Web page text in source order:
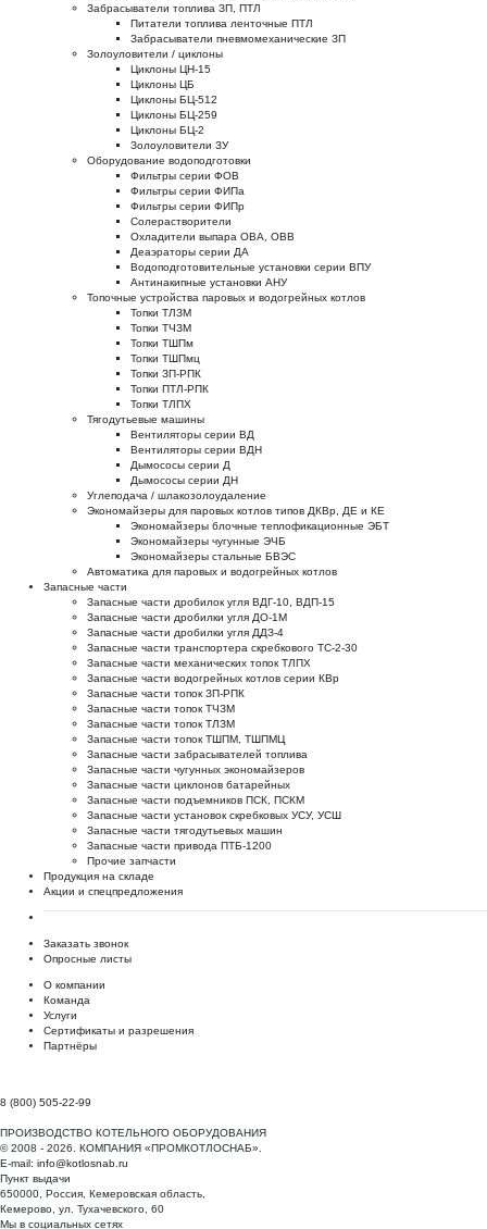
Забрасыватели топлива ЗП, ПТЛ
Питатели топлива ленточные ПТЛ
Забрасыватели пневмомеханические ЗП
Золоуловители / циклоны
Циклоны ЦН-15
Циклоны ЦБ
Циклоны БЦ-512
Циклоны БЦ-259
Циклоны БЦ-2
Золоуловители ЗУ
Оборудование водоподготовки
Фильтры серии ФОВ
Фильтры серии ФИПа
Фильтры серии ФИПр
Солерастворители
Охладители выпара ОВА, ОВВ
Деаэраторы серии ДА
Водоподготовительные установки серии ВПУ
Антинакипные установки АНУ
Топочные устройства паровых и водогрейных котлов
Топки ТЛЗМ
Топки ТЧЗМ
Топки ТШПм
Топки ТШПмц
Топки ЗП-РПК
Топки ПТЛ-РПК
Топки ТЛПХ
Тягодутьевые машины
Вентиляторы серии ВД
Вентиляторы серии ВДН
Дымососы серии Д
Дымососы серии ДН
Углеподача / шлакозолоудаление
Экономайзеры для паровых котлов типов ДКВр, ДЕ и КЕ
Экономайзеры блочные теплофикационные ЭБТ
Экономайзеры чугунные ЭЧБ
Экономайзеры стальные БВЭС
Автоматика для паровых и водогрейных котлов
Запасные части
Запасные части дробилок угля ВДГ-10, ВДП-15
Запасные части дробилки угля ДО-1М
Запасные части дробилки угля ДДЗ-4
Запасные части транспортера скребкового ТС-2-30
Запасные части механических топок ТЛПХ
Запасные части водогрейных котлов серии КВр
Запасные части топок ЗП-РПК
Запасные части топок ТЧЗМ
Запасные части топок ТЛЗМ
Запасные части топок ТШПМ, ТШПМЦ
Запасные части забрасывателей топлива
Запасные части чугунных экономайзеров
Запасные части циклонов батарейных
Запасные части подъемников ПСК, ПСКМ
Запасные части установок скребковых УСУ, УСШ
Запасные части тягодутьевых машин
Запасные части привода ПТБ-1200
Прочие запчасти
Продукция на складе
Акции и спецпредложения
Заказать звонок
Опросные листы
О компании
Команда
Услуги
Сертификаты и разрешения
Партнёры
8 (800) 505-22-99
ПРОИЗВОДСТВО КОТЕЛЬНОГО ОБОРУДОВАНИЯ
© 2008 - 2026. КОМПАНИЯ «ПРОМКОТЛОСНАБ».
E-mail: info@kotlosnab.ru
Пункт выдачи
650000 Россия Кемеровская область
Кемерово ул. Тухачевского, 60
Мы в социальных сетях